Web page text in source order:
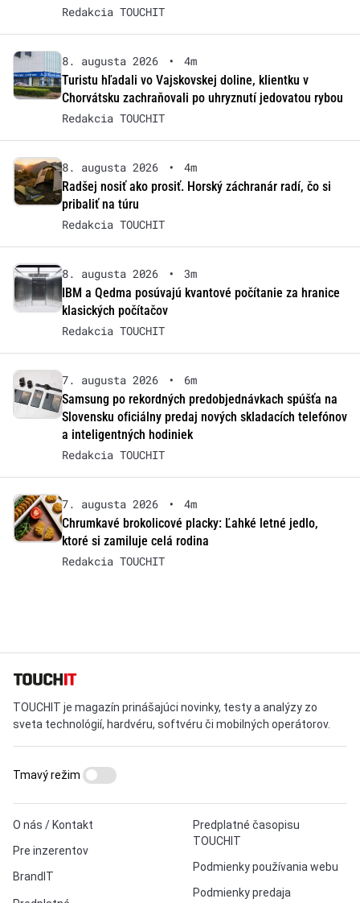
Redakcia TOUCHIT
8. augusta 2026 •
4m
Turistu hľadali vo Vajskovskej doline, klientku v
Chorvátsku zachraňovali po uhryznutí jedovatou rybou
Redakcia TOUCHIT
8. augusta 2026 •
4m
Radšej nosiť ako prosiť. Horský záchranár radí, čo si
pribaliť na túru
Redakcia TOUCHIT
8. augusta 2026 •
3m
IBM a Qedma posúvajú kvantové počítanie za hranice
klasických počítačov
Redakcia TOUCHIT
7. augusta 2026 •
6m
Samsung po rekordných predobjednávkach spúšťa na
Slovensku oficiálny predaj nových skladacích telefónov
a inteligentných hodiniek
Redakcia TOUCHIT
7. augusta 2026 •
4m
Chrumkavé brokolicové placky: Ľahké letné jedlo,
ktoré si zamiluje celá rodina
Redakcia TOUCHIT
TOUCHIT je magazín prinášajúci novinky, testy a analýzy zo
sveta technológií, hardvéru, softvéru či mobilných operátorov.
O nás / Kontakt
Pre inzerentov
BrandIT
Predplatné časopisu
TOUCHIT
Podmienky používania webu
Podmienky predaja
Tmavý režim